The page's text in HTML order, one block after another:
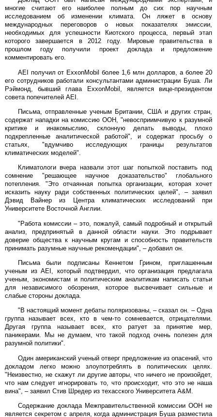
многие считают его наиболее полным до сих пор научным
исследованием об изменении климата. Он ляжет в основу
международных переговоров о новых показателях эмиссии,
необходимых для успешности Киотского процесса, первый этап
которого завершается в 2012 году. Мировые правительства в
прошлом году получили проект доклада и предложение
комментировать его.
AEI получил от ExxonMobil более 1,6 млн долларов, а более 20
его сотрудников работали консультантами администрации Буша. Ли
Рэймонд, бывший глава ExxonMobil, является вице-президентом
совета попечителей AEI.
Письма, отправленные ученым Британии, США и других стран,
содержат нападки на комиссию ООН, "невосприимчивую к разумной
критике и инакомыслию, склонную делать выводы, плохо
подкрепленные аналитической работой", и содержат просьбу о
статьях, "вдумчиво исследующих границы результатов
климатических моделей".
Климатологи вчера назвали этот шаг попыткой поставить под
сомнение "решающее научное доказательство" глобального
потепления. "Это отчаянная попытка организации, которая хочет
исказить науку ради собственных политических целей", – заявил
Дэвид Вайнер из Центра климатических исследований при
Университете Восточной Англии.
"Работа комиссии – это, пожалуй, самый подробный и открытый
анализ, предпринятый в данной области науки. Это подрывает
доверие общества к научным кругам и способность правительств
принимать разумные научные рекомендации", – добавил он.
Письма были подписаны Кеннетом Грином, приглашенным
ученым из AEI, который подтвердил, что организация предлагала
ученым, экономистам и политическим аналитикам написать статьи
для независимого обозрения, которое высвечивает сильные и
слабые стороны доклада.
"В настоящий момент дебаты поляризованы, – сказал он. – Одна
группа называет всех, кто в чем-то сомневается, отрицателями.
Другая группа называет всех, кто ратует за принятие мер,
паникерами. Мы не думаем, что такой подход очень полезен для
разумной политики".
Один американский ученый отверг предложение из опасений, что
докладом легко можно злоупотреблять в политических целях.
"Неизвестно, не скажут ли другие авторы, что ничего не произойдет,
что нам следует игнорировать то, что происходит, что это не наша
вина", – заявил Стив Шредер из техасского Университета A&M.
Содержание доклада Межправительственной комиссии ООН не
является секретом с апреля, когда администрация Буша разместила